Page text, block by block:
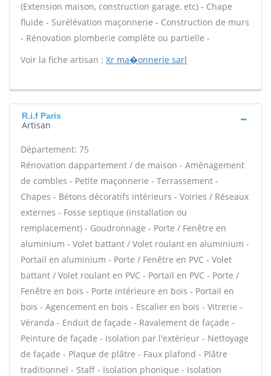
(Extension maison, construction garage, etc) - Chape
fluide - Surélévation maçonnerie - Construction de murs
- Rénovation plomberie complète ou partielle -
Voir la fiche artisan : Xr ma�onnerie sarl
R.i.f Paris
Artisan
Département: 75
Rénovation dappartement / de maison - Aménagement
de combles - Petite maçonnerie - Terrassement -
Chapes - Bétons décoratifs intérieurs - Voiries / Réseaux
externes - Fosse septique (installation ou
remplacement) - Goudronnage - Porte / Fenêtre en
aluminium - Volet battant / Volet roulant en aluminium -
Portail en aluminium - Porte / Fenêtre en PVC - Volet
battant / Volet roulant en PVC - Portail en PVC - Porte /
Fenêtre en bois - Porte intérieure en bois - Portail en
bois - Agencement en bois - Escalier en bois - Vitrerie -
Véranda - Enduit de façade - Ravalement de façade -
Peinture de façade - Isolation par l'extérieur - Nettoyage
de façade - Plaque de plâtre - Faux plafond - Plâtre
traditionnel - Staff - Isolation phonique - Isolation